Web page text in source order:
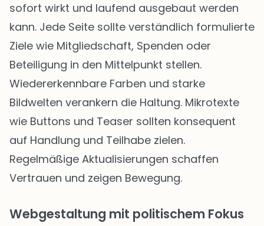
sofort wirkt und laufend ausgebaut werden
kann. Jede Seite sollte verständlich formulierte
Ziele wie Mitgliedschaft, Spenden oder
Beteiligung in den Mittelpunkt stellen.
Wiedererkennbare Farben und starke
Bildwelten verankern die Haltung. Mikrotexte
wie Buttons und Teaser sollten konsequent
auf Handlung und Teilhabe zielen.
Regelmäßige Aktualisierungen schaffen
Vertrauen und zeigen Bewegung.
Webgestaltung mit politischem Fokus